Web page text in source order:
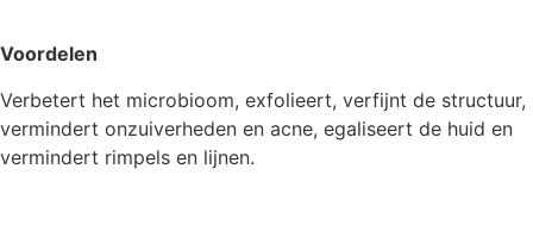
Voordelen
Verbetert het microbioom, exfolieert, verfijnt de structuur,
vermindert onzuiverheden en acne, egaliseert de huid en
vermindert rimpels en lijnen.